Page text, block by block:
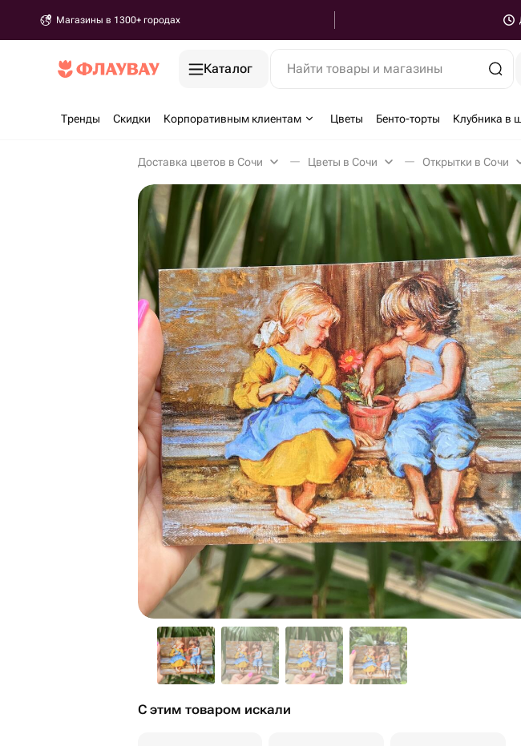
Магазины в 1300+ городах
Каталог Найти товары и магазины
Тренды Скидки Корпоративным клиентам Цветы Бенто-торты Клубника в
Доставка цветов в Сочи Цветы в Сочи Открытки в Сочи
С этим товаром искали